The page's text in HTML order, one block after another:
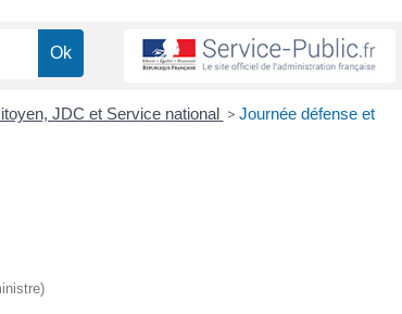
JDC et Service national > Journée défense et